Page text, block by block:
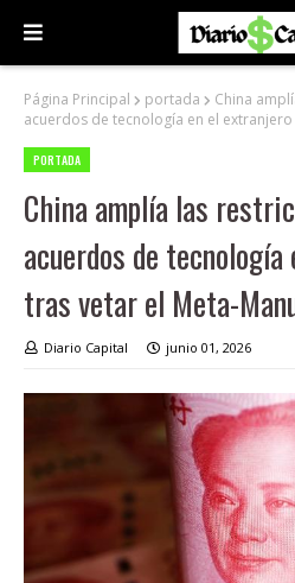
Página Principal portada
China
acuerdos de tecnología en el
PORTADA
China amplía las
acuerdos de
tras vetar el Meta-
Diario Capital junio 01, 2026